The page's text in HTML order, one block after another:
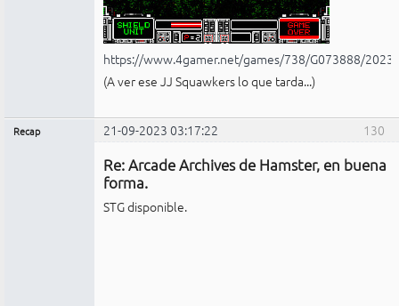
https://www.4gamer.net/games/738/G073888/
(A ver ese JJ Squawkers lo que tarda...)
130
Recap 21-09-2023 03:17:22
Re: Arcade Archives de Hamster, en buena
forma.
STG disponible.